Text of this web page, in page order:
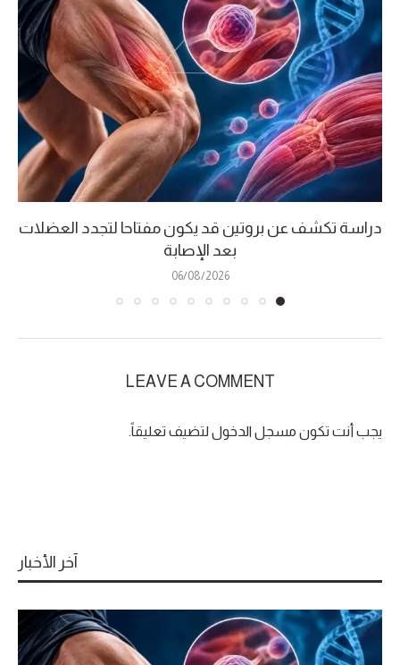
دراسة تكشف عن بروتين قد يكون مفتاحا لتجدد العضلات
بعد الإصابة
06/08/2026
LEAVE A COMMENT
يجب أنت تكون مسجل الدخول لتضيف تعليقاً.
آخر الأخبار